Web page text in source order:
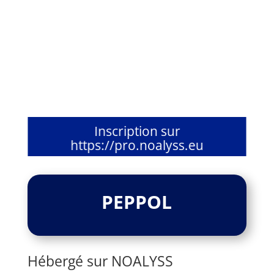
Inscription sur
https://pro.noalyss.eu
PEPPOL
Hébergé sur NOALYSS